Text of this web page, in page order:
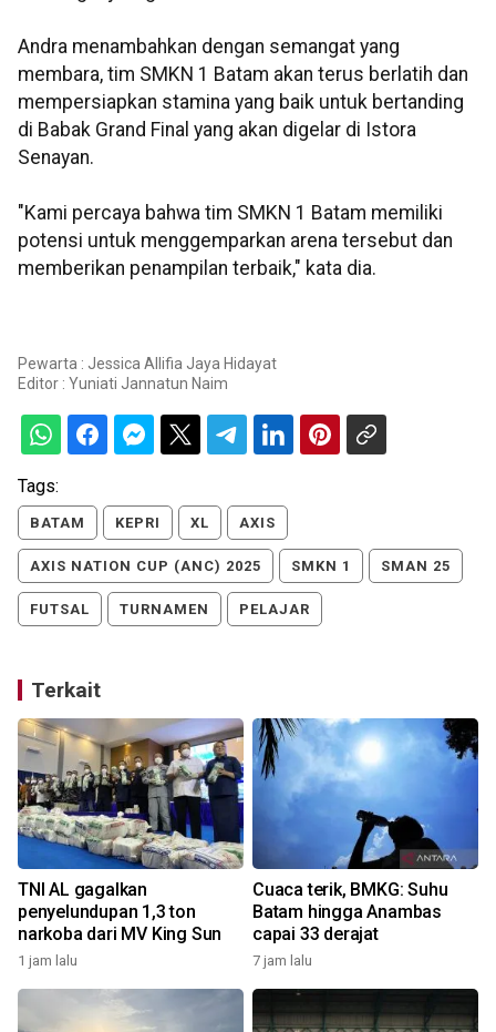
Andra menambahkan dengan semangat yang
membara, tim SMKN 1 Batam akan terus berlatih dan
mempersiapkan stamina yang baik untuk bertanding
di Babak Grand Final yang akan digelar di Istora
Senayan.
"Kami percaya bahwa tim SMKN 1 Batam memiliki
potensi untuk menggemparkan arena tersebut dan
memberikan penampilan terbaik," kata dia.
Pewarta : Jessica Allifia Jaya Hidayat
Editor : Yuniati Jannatun Naim
Tags:
BATAM KEPRI XL AXIS
AXIS NATION CUP (ANC) 2025 SMKN 1 SMAN 25
FUTSAL TURNAMEN PELAJAR
Terkait
TNI AL gagalkan
penyelundupan 1,3 ton
narkoba dari MV King Sun
1 jam lalu
Cuaca terik, BMKG: Suhu
Batam hingga Anambas
capai 33 derajat
7 jam lalu